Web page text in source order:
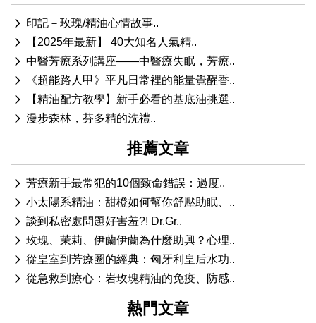
印記－玫瑰/精油心情故事..
【2025年最新】 40大知名人氣精..
中醫芳療系列講座——中醫療失眠，芳療..
《超能路人甲》平凡日常裡的能量覺醒香..
【精油配方教學】新手必看的基底油挑選..
漫步森林，芬多精的洗禮..
推薦文章
芳療新手最常犯的10個致命錯誤：過度..
小太陽系精油：甜橙如何幫你舒壓助眠、..
談到私密處問題好害羞?! Dr.Gr..
玫瑰、茉莉、伊蘭伊蘭為什麼助興？心理..
從皇室到芳療圈的經典：匈牙利皇后水功..
從急救到療心：岩玫瑰精油的免疫、防感..
熱門文章